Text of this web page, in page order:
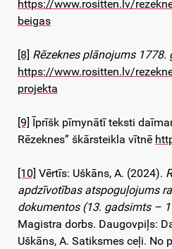
https://www.rositten.lv/
beigas
[8] Rēzeknes plānojums 1778.
https://www.rositten.lv/
projekta
[9] Īprīšk pīmynātī teksti
Rēzeknes” škārsteikla vītnē
[10] Vērtīs: Uškāns, A. (2024).
apdzīvotības atspoguļojums
dokumentos (13. gadsimts –
Magistra dorbs. Daugovpiļs:
Uškāns, A. Satiksmes ceļi. No